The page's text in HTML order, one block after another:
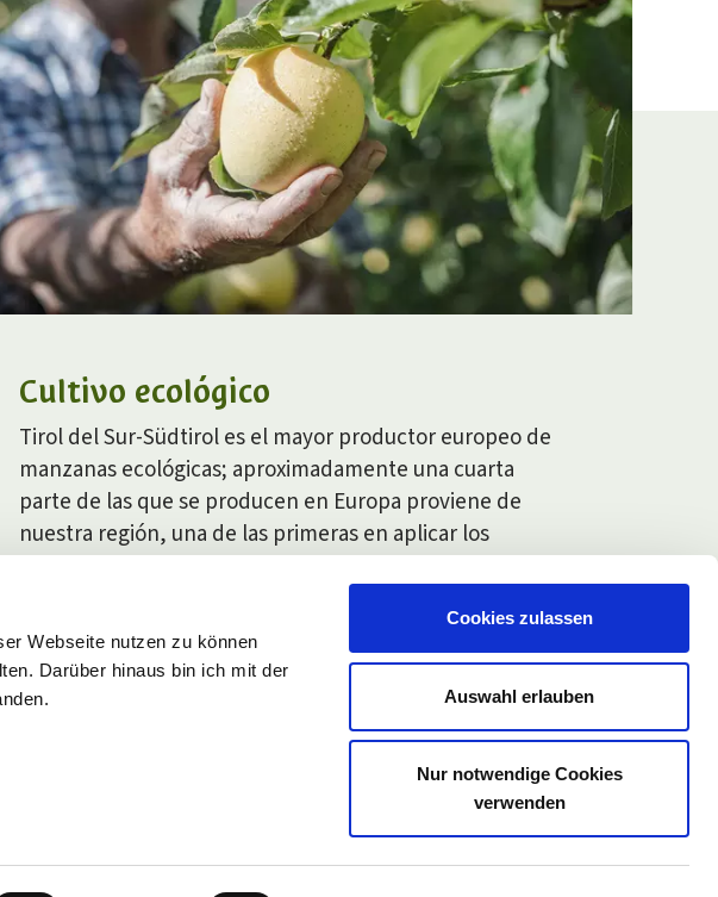
Webseite nutzen zu können
Darüber hinaus bin ich mit der
Cookies zulassen
Auswahl erlauben
Nur notwendige Cookies
verwenden
Cultivo ecológico
Tirol del Sur-Südtirol es el mayor productor europeo de
manzanas ecológicas; aproximadamente una cuarta
parte de las que se producen en Europa proviene de
nuestra región, una de las primeras en aplicar los
principios de cultivo ecológico.
DESCRUBE MÁS